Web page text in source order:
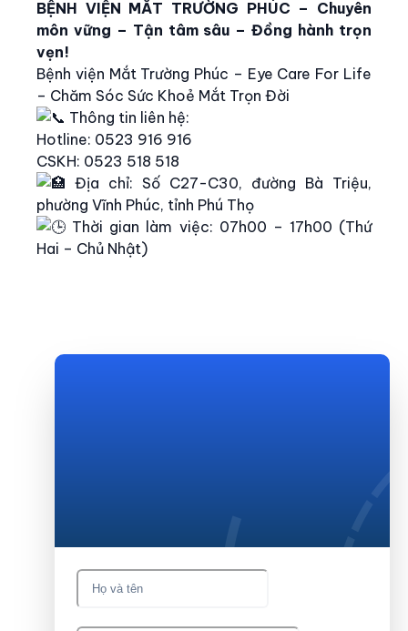
BỆNH VIỆN MẮT TRƯỜNG PHÚC – Chuyên
môn vững – Tận tâm sâu – Đồng hành trọn
vẹn!
Bệnh viện Mắt Trường Phúc – Eye Care For Life
– Chăm Sóc Sức Khoẻ Mắt Trọn Đời
Thông tin liên hệ:
Hotline: 0523 916 916
CSKH: 0523 518 518
Địa chỉ: Số C27-C30, đường Bà Triệu,
phường Vĩnh Phúc, tỉnh Phú Thọ
Thời gian làm việc: 07h00 – 17h00 (Thứ
Hai – Chủ Nhật)